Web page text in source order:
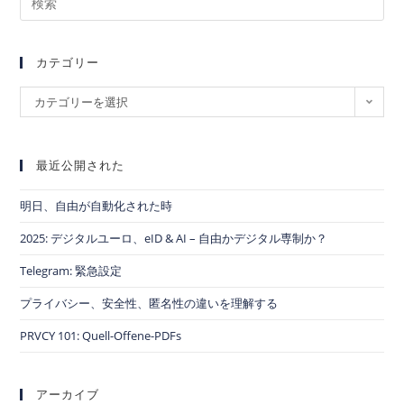
カテゴリー
カテゴリーを選択
最近公開された
明日、自由が自動化された時
2025: デジタルユーロ、eID & AI – 自由かデジタル専制か？
Telegram: 緊急設定
プライバシー、安全性、匿名性の違いを理解する
PRVCY 101: Quell-Offene-PDFs
アーカイブ